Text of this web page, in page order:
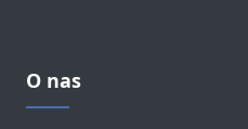
O nas